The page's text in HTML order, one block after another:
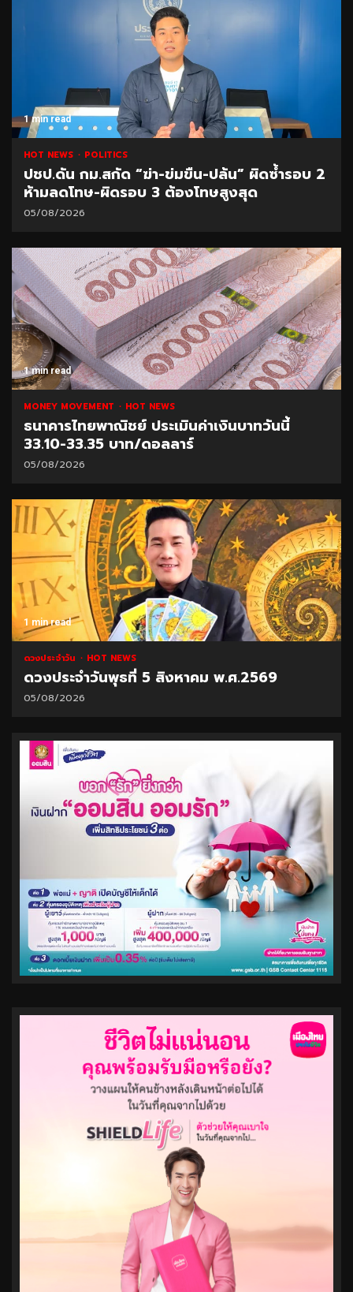
1 min read
HOT NEWS POLITICS
ปชป.ดัน กม.สกัด “ฆ่า-ข่มขืน-ปล้น” ผิดซ้ำรอบ 2
ห้ามลดโทษ-ผิดรอบ 3 ต้องโทษสูงสุด
05/08/2026
1 min read
MONEY MOVEMENT HOT NEWS
ธนาคารไทยพาณิชย์ ประเมินค่าเงินบาทวันนี้
33.10-33.35 บาท/ดอลลาร์
05/08/2026
1 min read
ดวงประจำวัน HOT NEWS
ดวงประจำวันพุธที่ 5 สิงหาคม พ.ศ.2569
05/08/2026